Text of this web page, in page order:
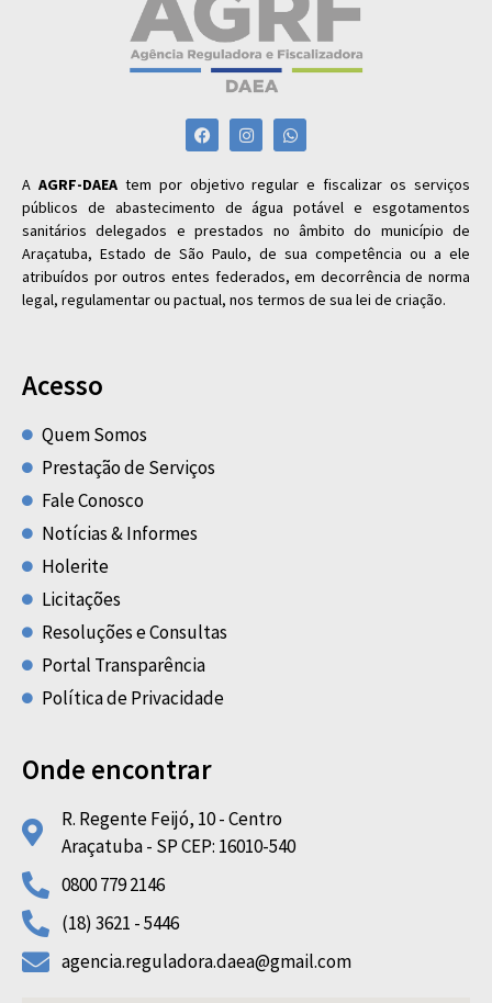
A AGRF-DAEAtem por objetivo regular e fiscalizar os serviços
públicos de abastecimento de água potável e esgotamentos
sanitários delegados e prestados no âmbito do município de
Araçatuba, Estado de São Paulo, de sua competência ou a ele
atribuídos por outros entes federados, em decorrência de norma
legal, regulamentar ou pactual, nos termos de sua lei de criação.
Acesso
Quem Somos
Prestação de Serviços
Fale Conosco
Notícias & Informes
Holerite
Licitações
Resoluções e Consultas
Portal Transparência
Política de Privacidade
Onde encontrar
R. Regente Feijó, 10 - Centro
Araçatuba - SP CEP: 16010-540
0800 779 2146
(18) 3621 - 5446
agencia.reguladora.daea@gmail.com